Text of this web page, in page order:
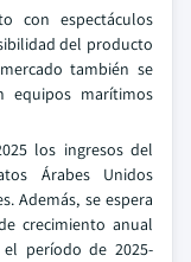
con espectáculos
del producto
también se
equipos marítimos
los ingresos del
Árabes Unidos
Además, se espera
crecimiento anual
el período de 2025-